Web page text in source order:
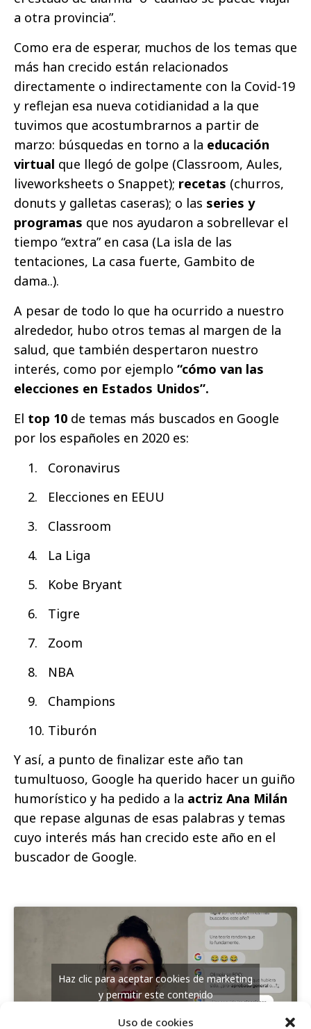
Uso de cookies
a otra provincia”.
Como era de esperar, muchos de los temas que
más han crecido están relacionados
directamente o indirectamente con la Covid-19
y reflejan esa nueva cotidianidad a la que
tuvimos que acostumbrarnos a partir de
marzo: búsquedas en torno a la educación
virtual que llegó de golpe (Classroom, Aules,
liveworksheets o Snappet); recetas (churros,
donuts y galletas caseras); o las series y
programas que nos ayudaron a sobrellevar el
tiempo “extra” en casa (La isla de las
tentaciones, La casa fuerte, Gambito de
dama..).
A pesar de todo lo que ha ocurrido a nuestro
alrededor, hubo otros temas al margen de la
salud, que también despertaron nuestro
interés, como por ejemplo “cómo van las
elecciones en Estados Unidos”.
El top 10 de temas más buscados en Google
por los españoles en 2020 es:
Coronavirus
Elecciones en EEUU
Classroom
La Liga
Kobe Bryant
Tigre
Zoom
NBA
Champions
Tiburón
Y así, a punto de finalizar este año tan
tumultuoso, Google ha querido hacer un guiño
humorístico y ha pedido a la actriz Ana Milán
que repase algunas de esas palabras y temas
cuyo interés más han crecido este año en el
buscador de Google.
Haz clic para aceptar cookies de marketing
y permitir este contenido